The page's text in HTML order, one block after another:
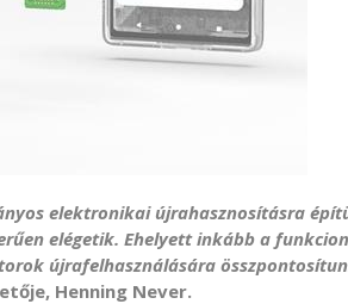
elektronikai újrahasznosításra
elégetik. Ehelyett inkább a
újrafelhasználására
Henning Never.